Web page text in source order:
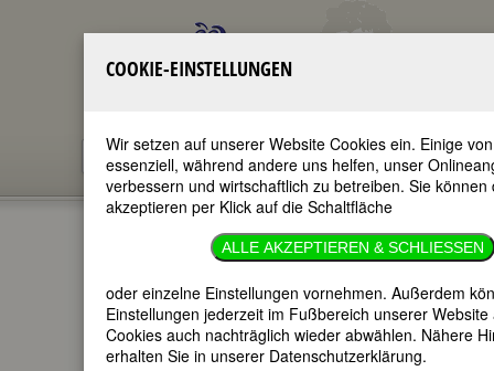
FEMBIO-AUTORINNEN
UND -
MITARBEITERINNEN
im ganzen Text
COOKIE-EINSTELLUNGEN
Wir setzen auf unserer Website Cookies ein. Einige
essenziell, während andere uns helfen, unser
verbessern und wirtschaftlich zu betreiben. Sie können
akzeptieren per Klick auf die Schaltfläche
ALLE AKZEPTIEREN & SCHLIESSEN
oder einzelne Einstellungen vornehmen. Außerdem
Einstellungen jederzeit im Fußbereich unserer
Cookies auch nachträglich wieder abwählen. Nähere
erhalten Sie in unserer Datenschutzerklärung.